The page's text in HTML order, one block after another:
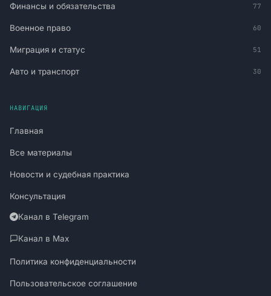
Финансы и обязательства 77
Военное право 60
Миграция и статус 51
Авто и транспорт 30
НАВИГАЦИЯ
Главная
Все материалы
Новости и судебная практика
Консультация
Канал в Telegram
Канал в Max
Политика конфиденциальности
Пользовательское соглашение